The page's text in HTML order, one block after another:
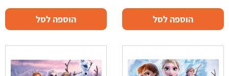
הוספה לסל הוספה לסל